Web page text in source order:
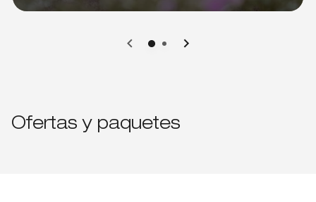
0 1
Ofertas y paquetes